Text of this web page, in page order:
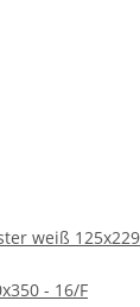
weiß 125x229